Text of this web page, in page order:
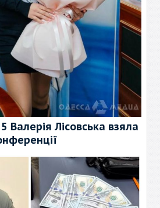
Валерія Лісовська взяла